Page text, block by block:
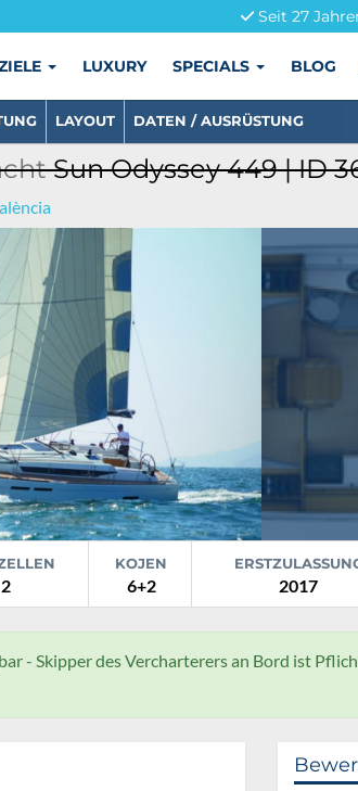
Seit 27
LUXURY SPECIALS BLOG
LAYOUT DATEN / AUSRÜSTUNG
Sun Odyssey 449 | ID
2
KOJEN
6+2 2017
- Skipper des Vercharterers an Bord ist